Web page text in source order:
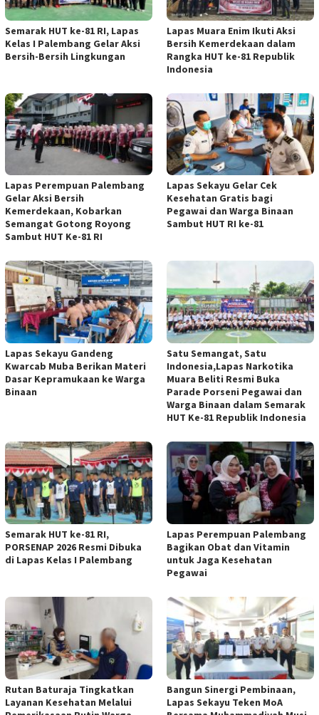
Semarak HUT ke-81 RI, Lapas
Kelas I Palembang Gelar Aksi
Bersih-Bersih Lingkungan
Lapas Muara Enim Ikuti Aksi
Bersih Kemerdekaan dalam
Rangka HUT ke-81 Republik
Indonesia
Lapas Perempuan Palembang
Gelar Aksi Bersih
Kemerdekaan, Kobarkan
Semangat Gotong Royong
Sambut HUT Ke-81 RI
Lapas Sekayu Gelar Cek
Kesehatan Gratis bagi
Pegawai dan Warga Binaan
Sambut HUT RI ke-81
Lapas Sekayu Gandeng
Kwarcab Muba Berikan Materi
Dasar Kepramukaan ke Warga
Binaan
Satu Semangat, Satu
Indonesia,Lapas Narkotika
Muara Beliti Resmi Buka
Parade Porseni Pegawai dan
Warga Binaan dalam Semarak
HUT Ke-81 Republik Indonesia
Semarak HUT ke-81 RI,
PORSENAP 2026 Resmi Dibuka
di Lapas Kelas I Palembang
Lapas Perempuan Palembang
Bagikan Obat dan Vitamin
untuk Jaga Kesehatan
Pegawai
Rutan Baturaja Tingkatkan
Layanan Kesehatan Melalui
Bangun Sinergi Pembinaan,
Lapas Sekayu Teken MoA